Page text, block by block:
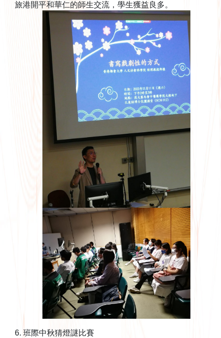
旅港開平和華仁的師生交流，學生獲益良多。
6. 班際中秋猜燈謎比賽